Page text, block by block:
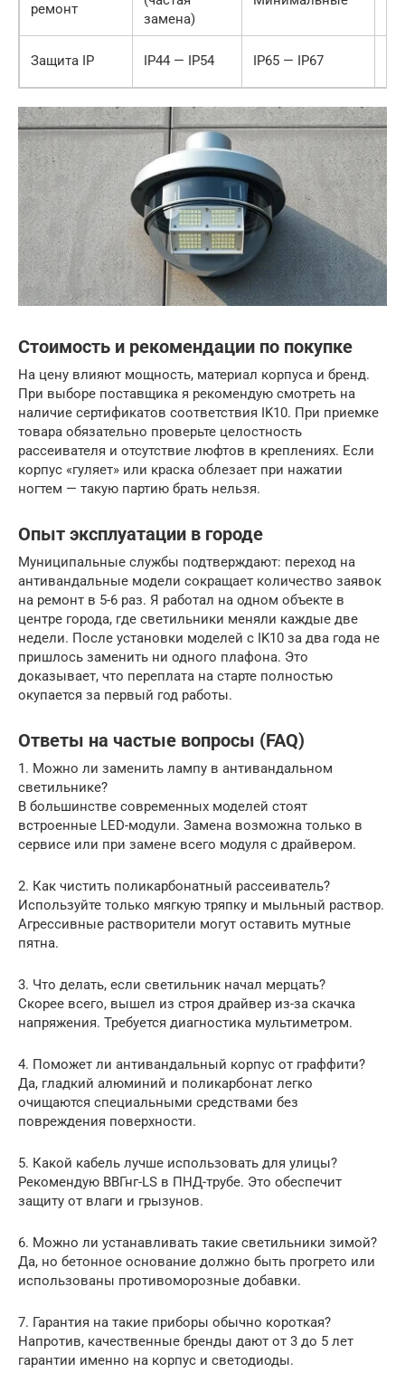
ремонт
замена)
Защита IP IP44 — IP54 IP65 — IP67
Стоимость и рекомендации по покупке
На цену влияют мощность, материал корпуса и бренд.
При выборе поставщика я рекомендую смотреть на
наличие сертификатов соответствия IK10. При приемке
товара обязательно проверьте целостность
рассеивателя и отсутствие люфтов в креплениях. Если
корпус «гуляет» или краска облезает при нажатии
ногтем — такую партию брать нельзя.
Опыт эксплуатации в городе
Муниципальные службы подтверждают: переход на
антивандальные модели сокращает количество заявок
на ремонт в 5-6 раз. Я работал на одном объекте в
центре города, где светильники меняли каждые две
недели. После установки моделей с IK10 за два года не
пришлось заменить ни одного плафона. Это
доказывает, что переплата на старте полностью
окупается за первый год работы.
Ответы на частые вопросы (FAQ)
1. Можно ли заменить лампу в антивандальном
светильнике?
В большинстве современных моделей стоят
встроенные LED-модули. Замена возможна только в
сервисе или при замене всего модуля с драйвером.
2. Как чистить поликарбонатный рассеиватель?
Используйте только мягкую тряпку и мыльный раствор.
Агрессивные растворители могут оставить мутные
пятна.
3. Что делать, если светильник начал мерцать?
Скорее всего, вышел из строя драйвер из-за скачка
напряжения. Требуется диагностика мультиметром.
4. Поможет ли антивандальный корпус от граффити?
Да, гладкий алюминий и поликарбонат легко
очищаются специальными средствами без
повреждения поверхности.
5. Какой кабель лучше использовать для улицы?
Рекомендую ВВГнг-LS в ПНД-трубе. Это обеспечит
защиту от влаги и грызунов.
6. Можно ли устанавливать такие светильники зимой?
Да, но бетонное основание должно быть прогрето или
использованы противоморозные добавки.
7. Гарантия на такие приборы обычно короткая?
Напротив, качественные бренды дают от 3 до 5 лет
гарантии именно на корпус и светодиоды.